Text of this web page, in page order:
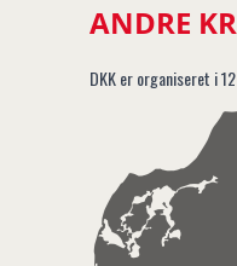
ANDRE
DKK er organiseret i